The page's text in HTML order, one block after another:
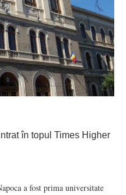
în topul Times Higher
a fost prima universitate